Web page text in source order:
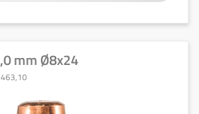
mm Ø8x24